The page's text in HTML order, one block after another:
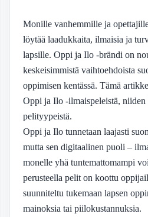
Monille vanhemmille ja
löytää laadukkaita, ilmaisia ja
lapsille. Oppi ja Ilo -brändi on
keskeisimmistä vaihtoehdoista
oppimisen kentässä. Tämä
Oppi ja Ilo -ilmaispeleistä, niiden
pelityypeistä.
Oppi ja Ilo tunnetaan laajasti
mutta sen digitaalinen puoli –
monelle yhä tuntemattomampi
perusteella pelit on koottu
suunniteltu tukemaan lapsen
mainoksia tai piilokustannuksia.